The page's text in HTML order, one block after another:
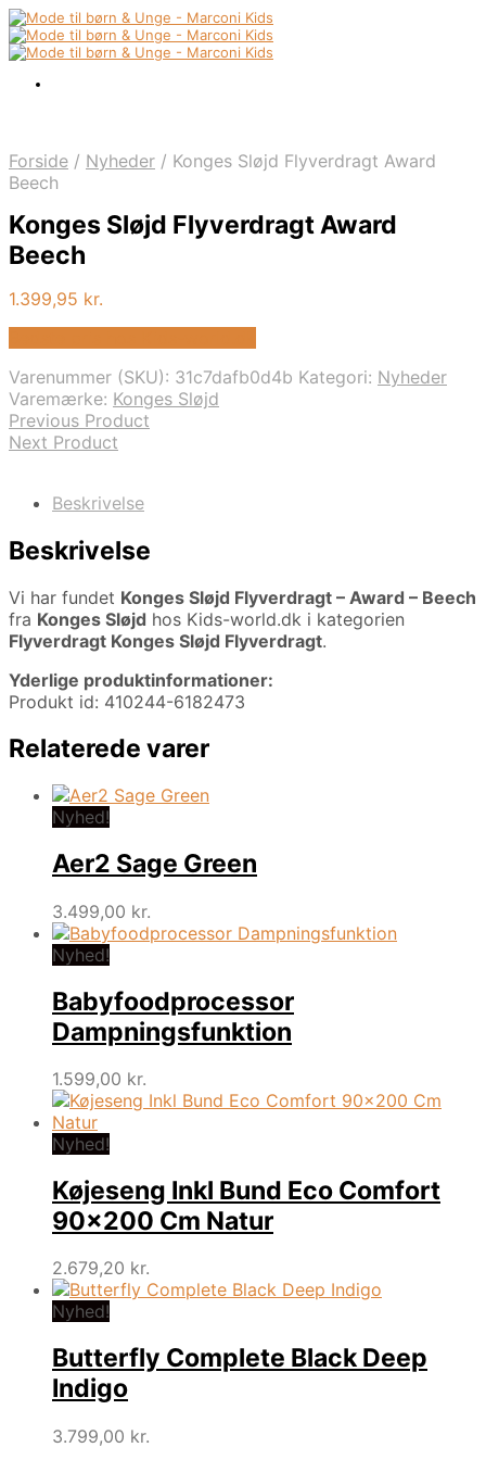
Forside / Nyheder / Konges Sløjd Flyverdragt Award
Beech
Konges Sløjd Flyverdragt Award
Beech
1.399,95 kr.
Varenummer (SKU): 31c7dafb0d4b Kategori: Nyheder
Varemærke: Konges Sløjd
Previous Product
Next Product
Beskrivelse
Beskrivelse
Vi har fundet Konges Sløjd Flyverdragt – Award – Beech
fra Konges Sløjd hos Kids-world.dk i kategorien
Flyverdragt Konges Sløjd Flyverdragt.
Yderlige produktinformationer:
Produkt id: 410244-6182473
Relaterede varer
Nyhed!
Aer2 Sage Green
3.499,00 kr.
Nyhed!
Babyfoodprocessor
Dampningsfunktion
1.599,00 kr.
Nyhed!
Køjeseng Inkl Bund Eco Comfort
90×200 Cm Natur
2.679,20 kr.
Nyhed!
Butterfly Complete Black Deep
Indigo
3.799,00 kr.